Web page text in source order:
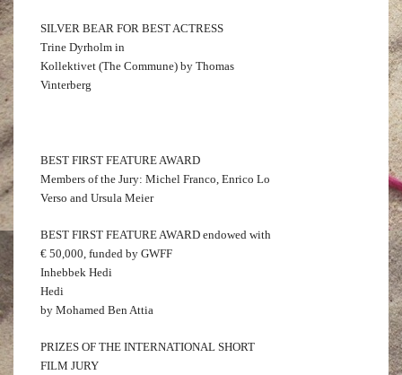
SILVER BEAR FOR BEST ACTRESS
Trine Dyrholm in
Kollektivet (The Commune) by Thomas
Vinterberg
BEST FIRST FEATURE AWARD
Members of the Jury: Michel Franco, Enrico Lo
Verso and Ursula Meier
BEST FIRST FEATURE AWARD endowed with
€ 50,000, funded by GWFF
Inhebbek Hedi
Hedi
by Mohamed Ben Attia
PRIZES OF THE INTERNATIONAL SHORT
FILM JURY